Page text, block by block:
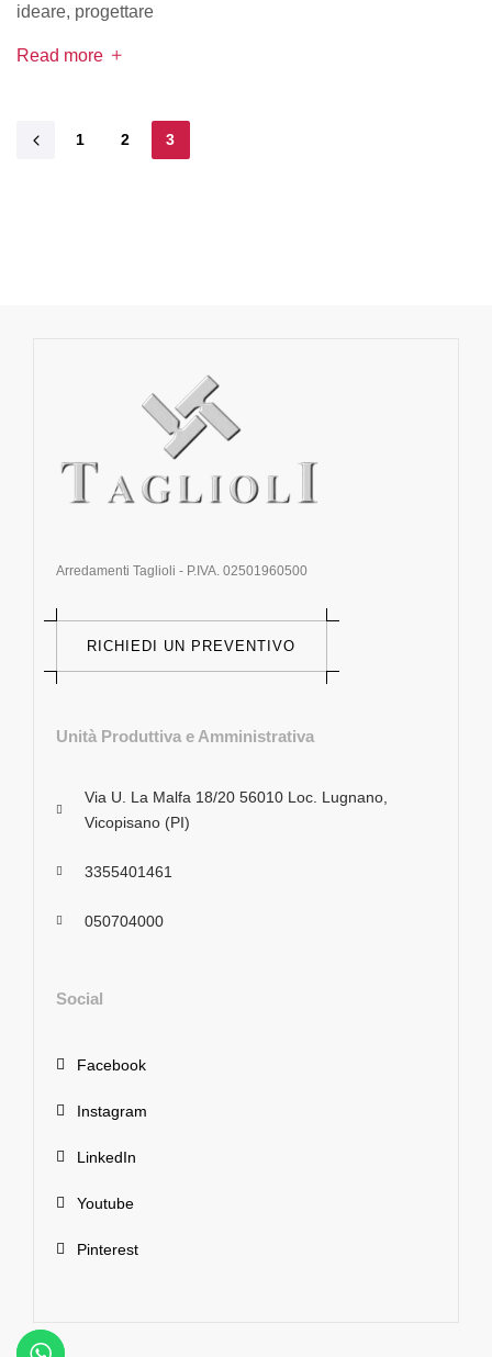
ideare, progettare
Read more
1 2 3
Arredamenti Taglioli - P.IVA. 02501960500
RICHIEDI UN PREVENTIVO
Unità Produttiva e Amministrativa
Via U. La Malfa 18/20 56010 Loc. Lugnano,
Vicopisano (PI)
3355401461
050704000
Social
Facebook
Instagram
LinkedIn
Youtube
Pinterest